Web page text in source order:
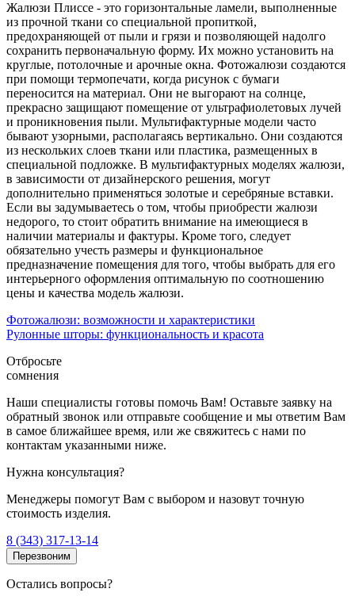
Жалюзи Плиссе - это горизонтальные ламели, выполненные
из прочной ткани со специальной пропиткой,
предохраняющей от пыли и грязи и позволяющей надолго
сохранить первоначальную форму. Их можно установить на
круглые, потолочные и арочные окна. Фотожалюзи создаются
при помощи термопечати, когда рисунок с бумаги
переносится на материал. Они не выгорают на солнце,
прекрасно защищают помещение от ультрафиолетовых лучей
и проникновения пыли. Мультифактурные модели часто
бывают узорными, располагаясь вертикально. Они создаются
из нескольких слоев ткани или пластика, размещенных в
специальной подложке. В мультифактурных моделях жалюзи,
в зависимости от дизайнерского решения, могут
дополнительно применяться золотые и серебряные вставки.
Если вы задумываетесь о том, чтобы приобрести жалюзи
недорого, то стоит обратить внимание на имеющиеся в
наличии материалы и фактуры. Кроме того, следует
обязательно учесть размеры и функциональное
предназначение помещения для того, чтобы выбрать для его
интерьерного оформления оптимальную по соотношению
цены и качества модель жалюзи.
Фотожалюзи: возможности и характеристики
Рулонные шторы: функциональность и красота
Отбросьте
сомнения
Наши специалисты готовы помочь Вам! Оставьте заявку на
обратный звонок или отправьте сообщение и мы ответим Вам
в самое ближайшее время, или же свяжитесь с нами по
контактам указанными ниже.
Нужна консультация?
Менеджеры помогут Вам с выбором и назовут точную
стоимость изделия.
8 (343) 317-13-14
Перезвоним
Остались вопросы?